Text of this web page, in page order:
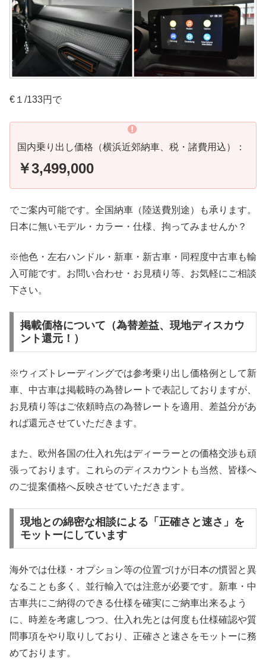
€１/133円で
国内乗り出し価格（横浜近郊納車、税・諸費用込）：
￥3,499,000
でご案内可能です。全国納車（陸送費別途）も承ります。
日本に無いモデル・カラー・仕様、拘ってみませんか？
※他色・左右ハンドル・新車・新古車・同程度中古車も輸
入可能です。お問い合わせ・お見積り等、お気軽にご相談
下さい。
掲載価格について（為替差益、現地ディスカウ
ント還元！）
※ウィズトレーディングでは参考乗り出し価格例として新
車、中古車は掲載時の為替レートで表記しておりますが、
お見積り等はご依頼時点の為替レートを適用、差益分があ
れば還元させていただきます。
また、欧州各国の仕入れ先はディーラーとの価格交渉も頑
張っております。これらのディスカウントも当然、皆様へ
のご提案価格へ反映させていただきます。
現地との綿密な相談による「正確さと速さ」を
モットーにしています
海外では仕様・オプション等の位置づけが日本の慣習と異
なることも多く、並行輸入では注意が必要です。新車・中
古車共にご納得のできる仕様を確実にご納車出来るよう
に、時差を考慮しつつ、仕入れ先とは何度も仕様確認や質
問事項をやり取りしており、正確さと速さをモットーに務
めております。